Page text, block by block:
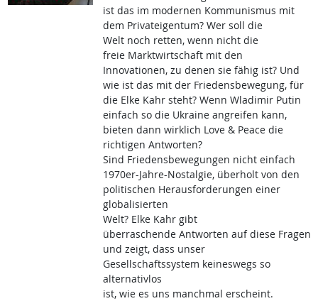
ist das im modernen Kommunismus mit
dem Privateigentum? Wer soll die
Welt noch retten, wenn nicht die
freie Marktwirtschaft mit den
Innovationen, zu denen sie fähig ist? Und
wie ist das mit der Friedensbewegung, für
die Elke Kahr steht? Wenn Wladimir Putin
einfach so die Ukraine angreifen kann,
bieten dann wirklich Love & Peace die
richtigen Antworten?
Sind Friedensbewegungen nicht einfach
1970er-Jahre-Nostalgie, überholt von den
politischen Herausforderungen einer
globalisierten
Welt? Elke Kahr gibt
überraschende Antworten auf diese Fragen
und zeigt, dass unser
Gesellschaftssystem keineswegs so
alternativlos
ist, wie es uns manchmal erscheint.